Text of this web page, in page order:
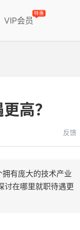
VIP会员
特惠
高？
反馈
有庞大的技术产业
讨在哪里就职待遇更